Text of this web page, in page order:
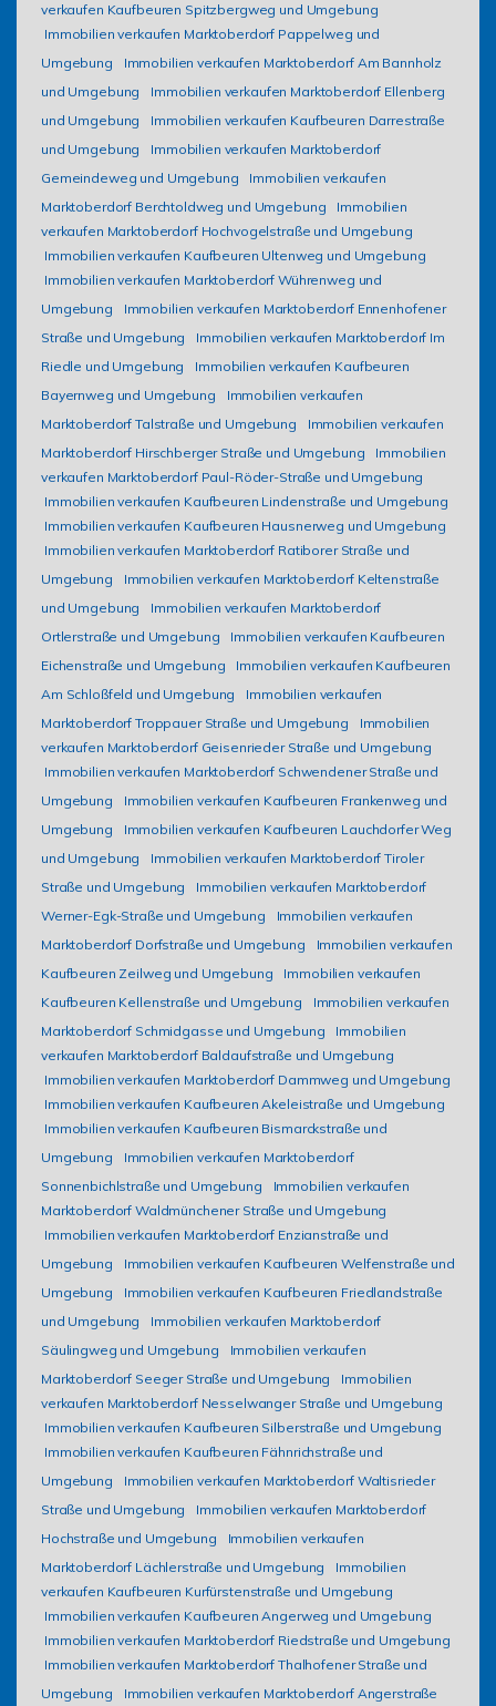
verkaufen Kaufbeuren Spitzbergweg und Umgebung
Immobilien verkaufen Marktoberdorf Pappelweg und
Umgebung
Immobilien verkaufen Marktoberdorf Am Bannholz
und Umgebung
Immobilien verkaufen Marktoberdorf Ellenberg
und Umgebung
Immobilien verkaufen Kaufbeuren Darrestraße
und Umgebung
Immobilien verkaufen Marktoberdorf
Gemeindeweg und Umgebung
Immobilien verkaufen
Marktoberdorf Berchtoldweg und Umgebung
Immobilien
verkaufen Marktoberdorf Hochvogelstraße und Umgebung
Immobilien verkaufen Kaufbeuren Ultenweg und Umgebung
Immobilien verkaufen Marktoberdorf Wührenweg und
Umgebung
Immobilien verkaufen Marktoberdorf Ennenhofener
Straße und Umgebung
Immobilien verkaufen Marktoberdorf Im
Riedle und Umgebung
Immobilien verkaufen Kaufbeuren
Bayernweg und Umgebung
Immobilien verkaufen
Marktoberdorf Talstraße und Umgebung
Immobilien verkaufen
Marktoberdorf Hirschberger Straße und Umgebung
Immobilien
verkaufen Marktoberdorf Paul-Röder-Straße und Umgebung
Immobilien verkaufen Kaufbeuren Lindenstraße und Umgebung
Immobilien verkaufen Kaufbeuren Hausnerweg und Umgebung
Immobilien verkaufen Marktoberdorf Ratiborer Straße und
Umgebung
Immobilien verkaufen Marktoberdorf Keltenstraße
und Umgebung
Immobilien verkaufen Marktoberdorf
Ortlerstraße und Umgebung
Immobilien verkaufen Kaufbeuren
Eichenstraße und Umgebung
Immobilien verkaufen Kaufbeuren
Am Schloßfeld und Umgebung
Immobilien verkaufen
Marktoberdorf Troppauer Straße und Umgebung
Immobilien
verkaufen Marktoberdorf Geisenrieder Straße und Umgebung
Immobilien verkaufen Marktoberdorf Schwendener Straße und
Umgebung
Immobilien verkaufen Kaufbeuren Frankenweg und
Umgebung
Immobilien verkaufen Kaufbeuren Lauchdorfer Weg
und Umgebung
Immobilien verkaufen Marktoberdorf Tiroler
Straße und Umgebung
Immobilien verkaufen Marktoberdorf
Werner-Egk-Straße und Umgebung
Immobilien verkaufen
Marktoberdorf Dorfstraße und Umgebung
Immobilien verkaufen
Kaufbeuren Zeilweg und Umgebung
Immobilien verkaufen
Kaufbeuren Kellenstraße und Umgebung
Immobilien verkaufen
Marktoberdorf Schmidgasse und Umgebung
Immobilien
verkaufen Marktoberdorf Baldaufstraße und Umgebung
Immobilien verkaufen Marktoberdorf Dammweg und Umgebung
Immobilien verkaufen Kaufbeuren Akeleistraße und Umgebung
Immobilien verkaufen Kaufbeuren Bismarckstraße und
Umgebung
Immobilien verkaufen Marktoberdorf
Sonnenbichlstraße und Umgebung
Immobilien verkaufen
Marktoberdorf Waldmünchener Straße und Umgebung
Immobilien verkaufen Marktoberdorf Enzianstraße und
Umgebung
Immobilien verkaufen Kaufbeuren Welfenstraße und
Umgebung
Immobilien verkaufen Kaufbeuren Friedlandstraße
und Umgebung
Immobilien verkaufen Marktoberdorf
Säulingweg und Umgebung
Immobilien verkaufen
Marktoberdorf Seeger Straße und Umgebung
Immobilien
verkaufen Marktoberdorf Nesselwanger Straße und Umgebung
Immobilien verkaufen Kaufbeuren Silberstraße und Umgebung
Immobilien verkaufen Kaufbeuren Fähnrichstraße und
Umgebung
Immobilien verkaufen Marktoberdorf Waltisrieder
Straße und Umgebung
Immobilien verkaufen Marktoberdorf
Hochstraße und Umgebung
Immobilien verkaufen
Marktoberdorf Lächlerstraße und Umgebung
Immobilien
verkaufen Kaufbeuren Kurfürstenstraße und Umgebung
Immobilien verkaufen Kaufbeuren Angerweg und Umgebung
Immobilien verkaufen Marktoberdorf Riedstraße und Umgebung
Immobilien verkaufen Marktoberdorf Thalhofener Straße und
Umgebung
Immobilien verkaufen Marktoberdorf Angerstraße